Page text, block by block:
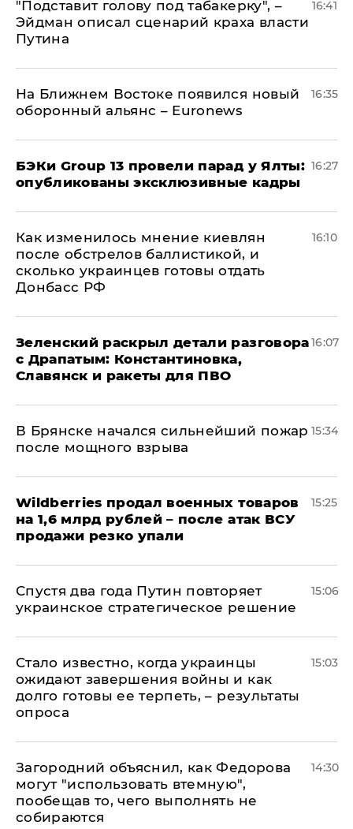
​"Подставит голову под табакерку", –
Эйдман описал сценарий краха власти
Путина
16:41
На Ближнем Востоке появился новый
оборонный альянс – Euronews
16:35
​БЭКи Group 13 провели парад у Ялты:
опубликованы эксклюзивные кадры
16:27
Как изменилось мнение киевлян
после обстрелов баллистикой, и
сколько украинцев готовы отдать
Донбасс РФ
16:10
​Зеленский раскрыл детали разговора
с Драпатым: Константиновка,
Славянск и ракеты для ПВО
16:07
В Брянске начался сильнейший пожар
после мощного взрыва
15:34
​Wildberries продал военных товаров
на 1,6 млрд рублей – после атак ВСУ
продажи резко упали
15:25
Спустя два года Путин повторяет
украинское стратегическое решение
15:06
Стало известно, когда украинцы
ожидают завершения войны и как
долго готовы ее терпеть, – результаты
опроса
15:03
Загородний объяснил, как Федорова
могут "использовать втемную",
пообещав то, чего выполнять не
собираются
14:30